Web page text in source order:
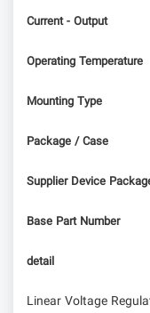
Current - Output
Operating Temperature
Mounting Type
Package / Case
Supplier Device
Base Part Number
detail
Linear Voltage